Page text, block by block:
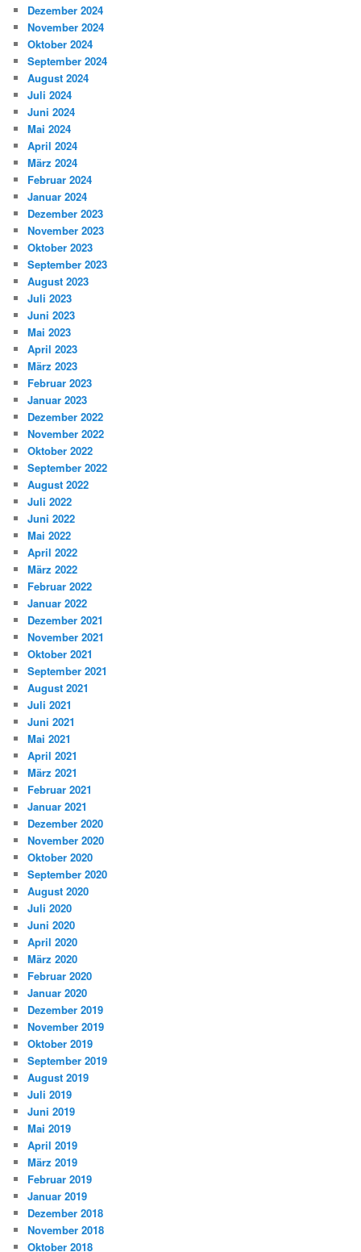
Dezember 2024
November 2024
Oktober 2024
September 2024
August 2024
Juli 2024
Juni 2024
Mai 2024
April 2024
März 2024
Februar 2024
Januar 2024
Dezember 2023
November 2023
Oktober 2023
September 2023
August 2023
Juli 2023
Juni 2023
Mai 2023
April 2023
März 2023
Februar 2023
Januar 2023
Dezember 2022
November 2022
Oktober 2022
September 2022
August 2022
Juli 2022
Juni 2022
Mai 2022
April 2022
März 2022
Februar 2022
Januar 2022
Dezember 2021
November 2021
Oktober 2021
September 2021
August 2021
Juli 2021
Juni 2021
Mai 2021
April 2021
März 2021
Februar 2021
Januar 2021
Dezember 2020
November 2020
Oktober 2020
September 2020
August 2020
Juli 2020
Juni 2020
April 2020
März 2020
Februar 2020
Januar 2020
Dezember 2019
November 2019
Oktober 2019
September 2019
August 2019
Juli 2019
Juni 2019
Mai 2019
April 2019
März 2019
Februar 2019
Januar 2019
Dezember 2018
November 2018
Oktober 2018